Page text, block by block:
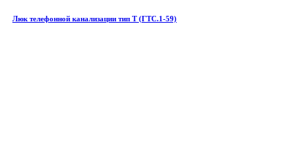
Люк телефонной канализации тип Т (ГТС.1-59)